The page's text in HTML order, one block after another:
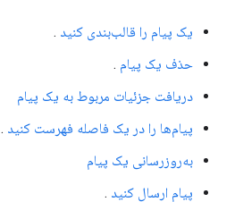
یک پیام را قالب‌بندی کنید .
حذف یک پیام .
دریافت جزئیات مربوط به یک پیام
پیام‌ها را در یک فاصله فهرست کنید .
به‌روزرسانی یک پیام
پیام ارسال کنید .